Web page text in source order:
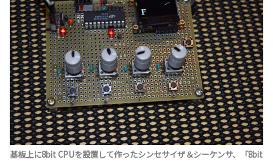
基板上に8bit CPUを設置して作ったシンセサイザ＆シーケンサ、「8bit